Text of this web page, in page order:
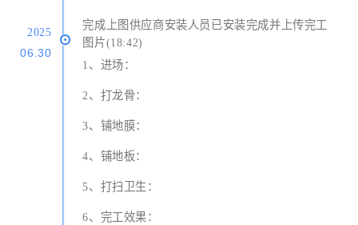
2025
06.30
完成上图供应商安装人员已安装完成并上传完工
图片(18:42)
1、进场：
2、打龙骨：
3、铺地膜：
4、铺地板：
5、打扫卫生：
6、完工效果：